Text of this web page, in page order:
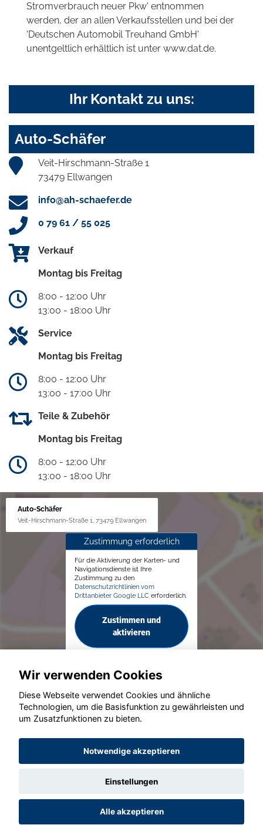
Stromverbrauch neuer Pkw' entnommen
werden, der an allen Verkaufsstellen und bei der
'Deutschen Automobil Treuhand GmbH'
unentgeltlich erhältlich ist unter www.dat.de.
Ihr Kontakt zu uns:
Auto-Schäfer
Veit-Hirschmann-Straße 1
73479 Ellwangen
info@ah-schaefer.de
0 79 61 / 55 025
Verkauf
Montag bis Freitag
8:00 - 12:00 Uhr
13:00 - 18:00 Uhr
Service
Montag bis Freitag
8:00 - 12:00 Uhr
13:00 - 17:00 Uhr
Teile & Zubehör
Montag bis Freitag
8:00 - 12:00 Uhr
13:00 - 18:00 Uhr
Auto-Schäfer
Veit-Hirschmann-Straße 1, 73479 Ellwangen
Zustimmung erforderlich
Für die Aktivierung der Karten- und
Navigationsdienste ist Ihre
Zustimmung zu den
Datenschutzrichtlinien vom
Drittanbieter Google LLC erforderlich.
Zustimmen und
aktivieren
© konjunkturmotor.de GmbH 2020 - 2026
Wir verwenden Cookies
Diese Webseite verwendet Cookies und ähnliche
Technologien, um die Basisfunktion zu gewährleisten und
um Zusatzfunktionen zu bieten.
Notwendige akzeptieren
Einstellungen
Alle akzeptieren